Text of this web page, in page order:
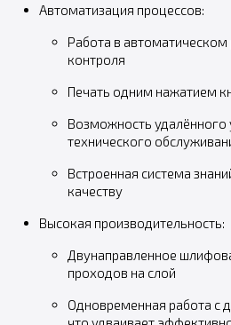
Автоматизация процессов:
Работа в
контроля
Печать одним нажатием
Возможность удалённого
технического
Встроенная система
качеству
Высокая производительность:
Двунаправленное
проходов на слой
Одновременная работа с